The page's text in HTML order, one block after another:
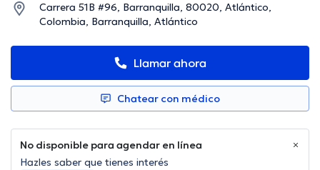
Carrera 51B #96, Barranquilla, 80020, Atlántico,
Colombia, Barranquilla, Atlántico
Llamar ahora
Chatear con médico
No disponible para agendar en línea
Hazles saber que tienes interés